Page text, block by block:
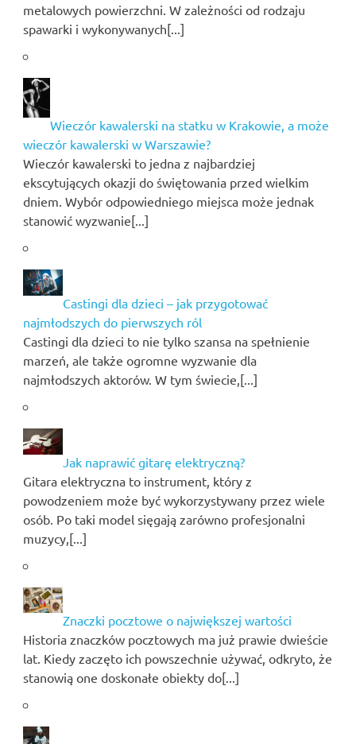
metalowych powierzchni. W zależności od rodzaju
spawarki i wykonywanych[...]
Wieczór kawalerski na statku w Krakowie, a może
wieczór kawalerski w Warszawie?
Wieczór kawalerski to jedna z najbardziej
ekscytujących okazji do świętowania przed wielkim
dniem. Wybór odpowiedniego miejsca może jednak
stanowić wyzwanie[...]
Castingi dla dzieci – jak przygotować
najmłodszych do pierwszych ról
Castingi dla dzieci to nie tylko szansa na spełnienie
marzeń, ale także ogromne wyzwanie dla
najmłodszych aktorów. W tym świecie,[...]
Jak naprawić gitarę elektryczną?
Gitara elektryczna to instrument, który z
powodzeniem może być wykorzystywany przez wiele
osób. Po taki model sięgają zarówno profesjonalni
muzycy,[...]
Znaczki pocztowe o największej wartości
Historia znaczków pocztowych ma już prawie dwieście
lat. Kiedy zaczęto ich powszechnie używać, odkryto, że
stanowią one doskonałe obiekty do[...]